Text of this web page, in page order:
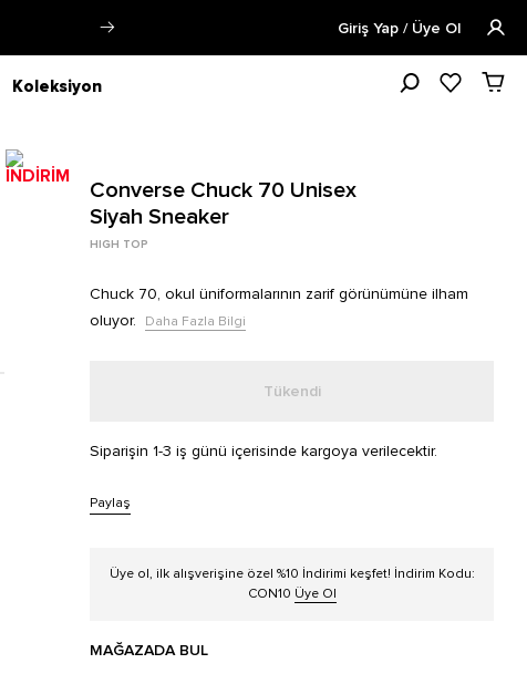
Öğrencilere Özel Tüm
Giriş Yap / Üye Ol
Koleksiyon
Converse Chuck 70 Unisex
Siyah Sneaker
HIGH TOP
Chuck 70, okul üniformalarının zarif görünümüne ilham
oluyor.
Daha Fazla Bilgi
Tükendi
Siparişin 1-3 iş günü içerisinde kargoya verilecektir.
Paylaş
Üye ol, ilk alışverişine özel %10 İndirimi keşfet! İndirim Kodu:
CON10 Üye Ol
MAĞAZADA BUL